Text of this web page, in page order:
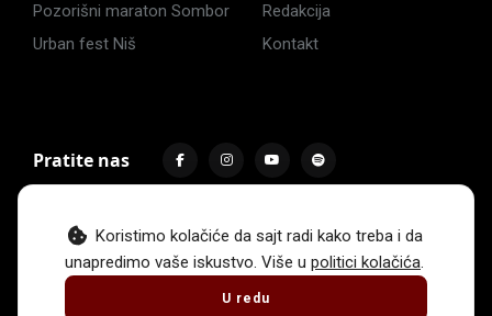
Koristimo kolačiće da sajt radi kako treba i da
unapredimo vaše iskustvo. Više u politici kolačića.
U redu
Pozorišni maraton Sombor
Urban fest Niš
Redakcija
Kontakt
Pratite nas
Impressum Politika privatnosti
Uslovi korišćenja
. Sva prava zadržava Hoću u pozorište.